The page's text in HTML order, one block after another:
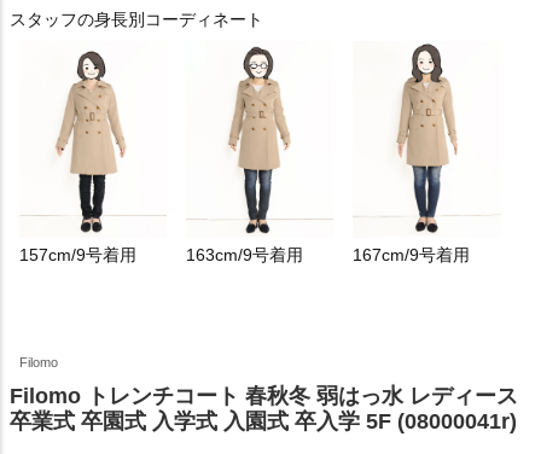
スタッフの身長別コーディネート
157cm/9号着用 163cm/9号着用 167cm/9号着用
Filomo
Filomo トレンチコート 春秋冬 弱はっ水 レディース
卒業式 卒園式 入学式 入園式 卒入学 5F (08000041r)